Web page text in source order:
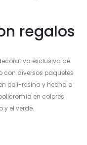
regalos
exclusiva de
con diversos paquetes
poli-resina y hecha a
en colores
y el verde.